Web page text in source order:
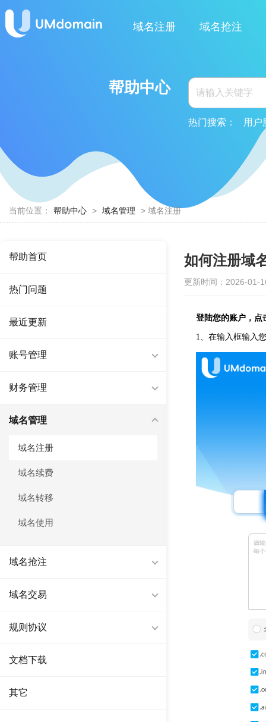
域名注册 域名抢注
帮助中心
热门搜索： 用户
当前位置： 帮助中心 > 域名管理 > 域名注册
帮助首页
热门问题
最近更新
账号管理
财务管理
域名管理
域名注册
域名续费
域名转移
域名使用
域名抢注
域名交易
规则协议
文档下载
其它
如何注册域
更新时间：2026-01-
登陆您的账户，点
1、在输入框输入